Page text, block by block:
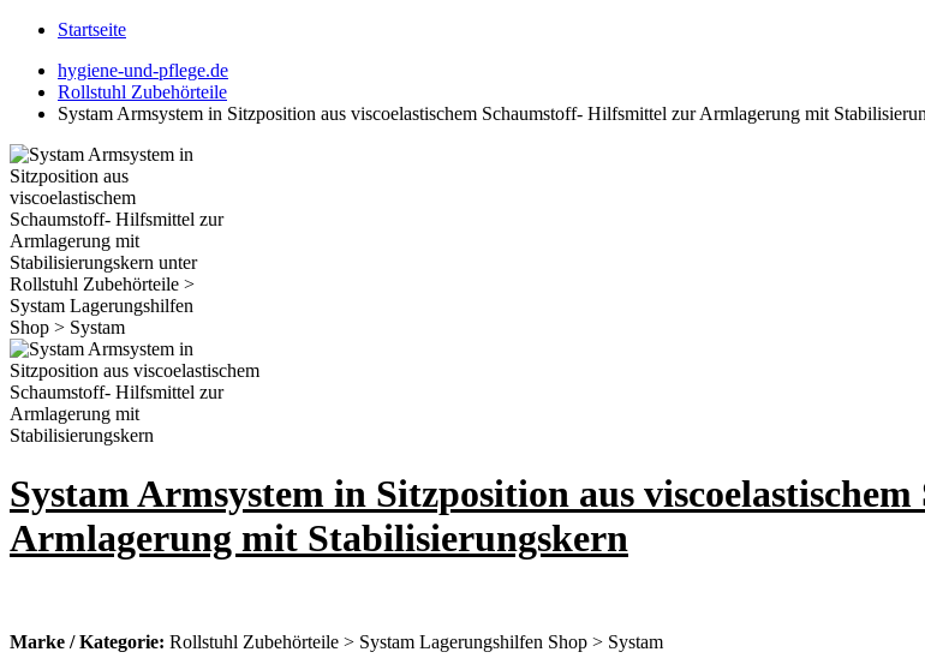
Startseite
hygiene-und-pflege.de
Rollstuhl Zubehörteile
Systam Armsystem in Sitzposition aus viscoelastischem Schaumstoff- Hilfsmittel zur Armlagerung mit
Systam Armsystem in Sitzposition aus
Armlagerung mit Stabilisierungskern
Marke / Kategorie: Rollstuhl Zubehörteile > Systam Lagerungshilfen Shop > Systam